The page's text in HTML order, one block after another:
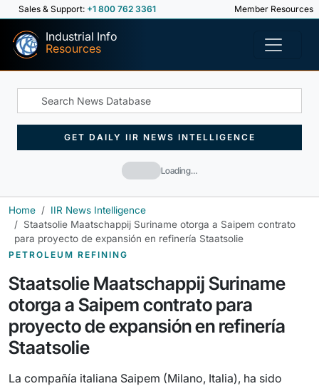
Sales & Support: +1 800 762 3361 Member Resources
Industrial Info
Resources
Loading…
GET DAILY IIR NEWS INTELLIGENCE
Home
IIR News Intelligence
Staatsolie Maatschappij Suriname otorga a Saipem contrato
para proyecto de expansión en refinería Staatsolie
PETROLEUM REFINING
Staatsolie Maatschappij Suriname
otorga a Saipem contrato para
proyecto de expansión en refinería
Staatsolie
La compañía italiana Saipem (Milano, Italia), ha sido